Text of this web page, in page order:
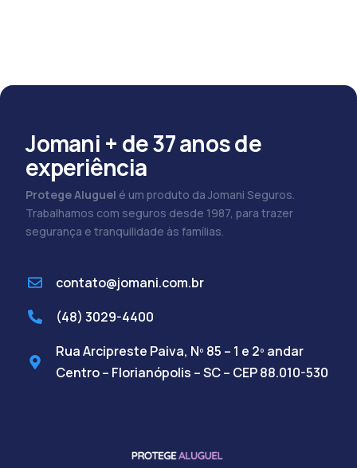
Jomani + de 37 anos de
experiência
Protege Aluguel é um produto da Jomani Seguros.
Trabalhamos com seguros desde 1987, para trazer
segurança e tranquilidade às famílias.
contato@jomani.com.br
(48) 3029-4400
Rua Arcipreste Paiva, Nº 85 – 1 e 2º andar
Centro – Florianópolis – SC – CEP 88.010-530